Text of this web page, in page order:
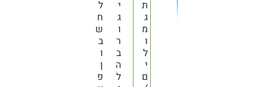
ת
ג
מ
ו
ל
י
ם
י
ג
ו
ר
ב
ה
ל
ל
ח
ש
ב
ו
ן
פ